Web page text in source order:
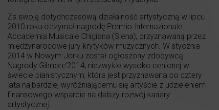
Za swoją dotychczasową działalność artystyczną w lipcu
2010 roku otrzymał nagrodę Premio Internazionale
Accademia Musicale Chigiana (Siena), przyznawaną przez
międzynarodowe jury krytyków muzycznych. W stycznia
2014 w Nowym Jorku został ogłoszony zdobywcą
Nagrody Gilmore’2014, niezwykle wysoko cenionej w
świecie pianistycznym, która jest przyznawana co cztery
lata najbardziej wyróżniającemu się artyście z udzieleniem
finansowego wsparcie na dalszy rozwój kariery
artystycznej.